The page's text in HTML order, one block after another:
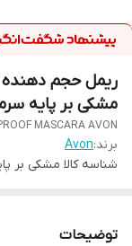
ریمل حجم دهنده
مشکی بر پایه
MASCARA AVON
برند:Avon
شناسه کالا مشکی بر
توضیحات